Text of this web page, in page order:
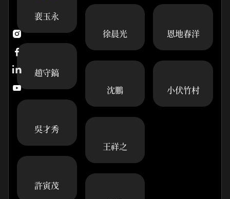
裵玉永
趙守鎬
吳才秀
許寅茂
徐晨光
沈鵬
王祥之
恩地春洋
小伏竹村


